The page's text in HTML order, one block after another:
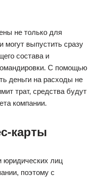
не только для
могут выпустить сразу
состава и
С помощью
деньги на расходы не
трат, средства будут
компании.
карты
юридических лиц
поэтому с